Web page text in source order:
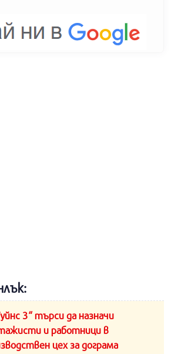
3“ търси да назначи
и работници в
цех за дограма